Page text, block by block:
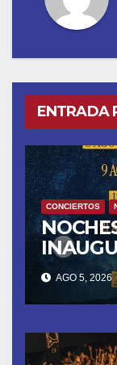
ENTRADA
CONCIERTOS
8 CON
AGO 5, 2026